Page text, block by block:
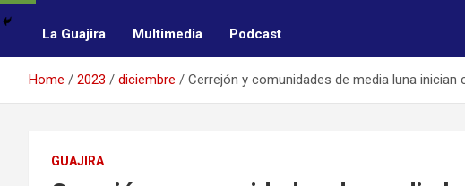
La Guajira Multimedia Podcast
Home 2023 diciembre Cerrejón y comunidades de media luna
GUAJIRA